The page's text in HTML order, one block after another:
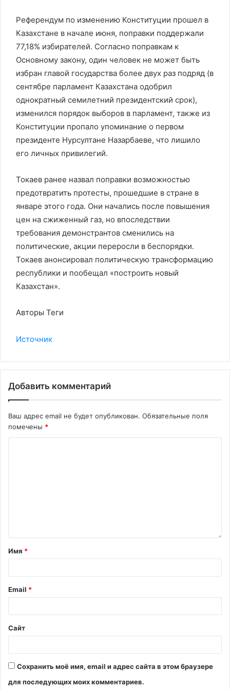
Референдум по изменению Конституции прошел в
Казахстане в начале июня, поправки поддержали
77,18% избирателей. Согласно поправкам к
Основному закону, один человек не может быть
избран главой государства более двух раз подряд (в
сентябре парламент Казахстана одобрил
однократный семилетний президентский срок),
изменился порядок выборов в парламент, также из
Конституции пропало упоминание о первом
президенте Нурсултане Назарбаеве, что лишило
его личных привилегий.
Токаев ранее назвал поправки возможностью
предотвратить протесты, прошедшие в стране в
январе этого года. Они начались после повышения
цен на сжиженный газ, но впоследствии
требования демонстрантов сменились на
политические, акции переросли в беспорядки.
Токаев анонсировал политическую трансформацию
республики и пообещал «построить новый
Казахстан».
Авторы Теги
Источник
Добавить комментарий
Ваш адрес email не будет опубликован. Обязательные поля
помечены *
Имя *
Email *
Сайт
Сохранить моё имя, email и адрес сайта в этом браузере
для последующих моих комментариев.